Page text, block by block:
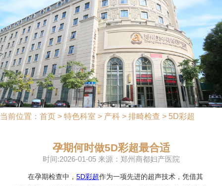
当前位置： 首页 > 特色科室 > 产科 > 排畸检查 > 5D彩超
孕期何时做5D彩超最合适
时间:2026-01-05 来源：郑州商都妇产医院
在孕期检查中， 5D彩超作为一项先进的超声技术，凭借其